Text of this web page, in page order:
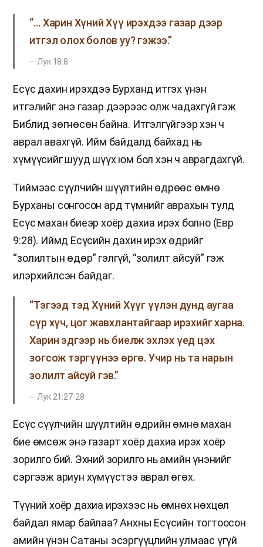
“… Харин Хүний Хүү ирэхдээ газар дээр
итгэл олох болов уу? гэжээ.”
Лук 18:8
Есүс дахин ирэхдээ Бурханд итгэх үнэн
итгэлийг энэ газар дээрээс олж чадахгүй гэж
Библид зөгнөсөн байна. Итгэлгүйгээр хэн ч
аврал авахгүй. Ийм байдалд байхад нь
хүмүүсийг шууд шүүх юм бол хэн ч аврагдахгүй.
Тиймээс сүүлчийн шүүлтийн өдрөөс өмнө
Бурханы сонгосон ард түмнийг аврахын тулд
Есүс махан биеэр хоёр дахиа ирэх болно (Евр
9:28). Иймд Есүсийн дахин ирэх өдрийг
“золилтын өдөр” гэлгүй, “золилт айсуй” гэж
илэрхийлсэн байдаг.
“Тэгээд тэд Хүний Хүүг үүлэн дунд аугаа
сүр хүч, цог жавхлантайгаар ирэхийг харна.
Харин эдгээр нь биелж эхлэх үед цэх
зогсож тэргүүнээ өргө. Учир нь та нарын
золилт айсуй гэв.”
Лук 21:27-28
Есүс сүүлчийн шүүлтийн өдрийн өмнө махан
бие өмсөж энэ газарт хоёр дахиа ирэх хоёр
зорилго бий. Эхний зорилго нь амийн үнэнийг
сэргээж ариун хүмүүстээ аврал өгөх.
Түүний хоёр дахиа ирэхээс нь өмнөх нөхцөл
байдал ямар байлаа? Анхны Есүсийн тогтоосон
амийн үнэн Сатаны эсэргүүцлийн улмаас үгүй